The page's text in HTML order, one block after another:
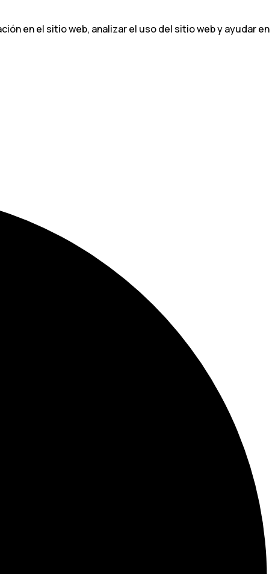
en el sitio web, analizar el uso del sitio web y ayudar en